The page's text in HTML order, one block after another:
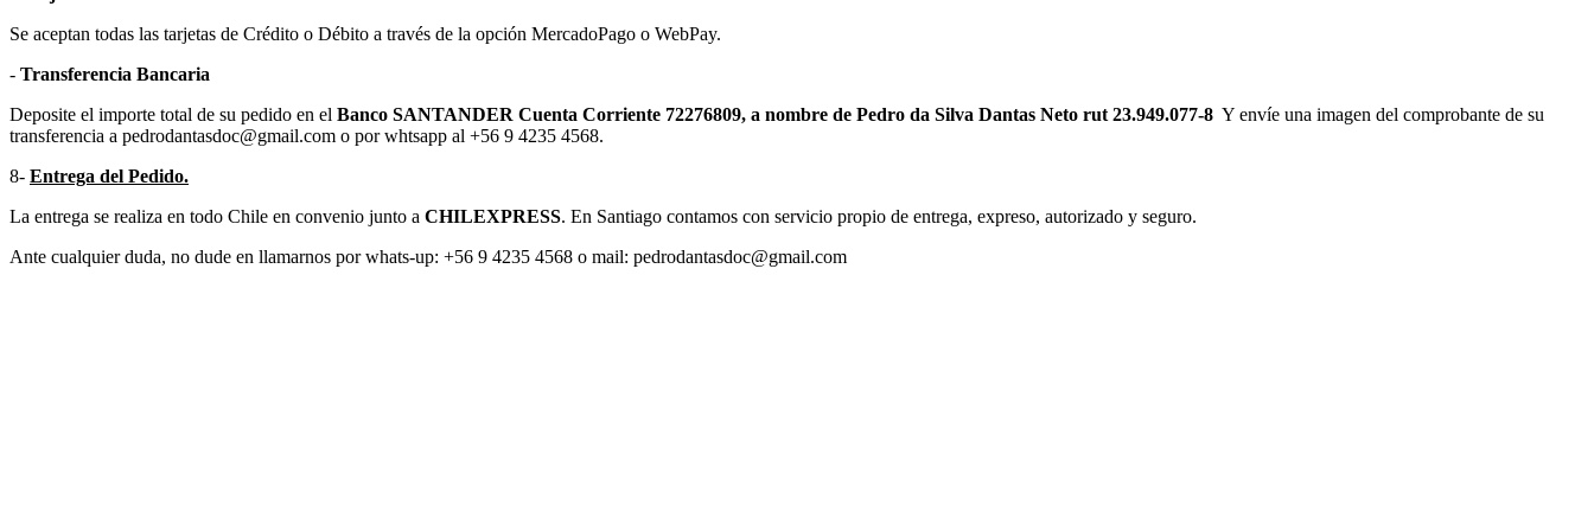
Se aceptan todas las tarjetas de Crédito o Débito a través de la opción MercadoPago o WebPay.
- Transferencia Bancaria
Deposite el importe total de su pedido en el Banco SANTANDER Cuenta Corriente 72276809, a nombre de Pedro da Silva Dantas Neto rut 23.949.077-8 Y envíe una imagen del comprobante de su
transferencia a pedrodantasdoc@gmail.com o por whtsapp al +56 9 4235 4568.
8- Entrega del Pedido.
La entrega se realiza en todo Chile en convenio junto a CHILEXPRESS. En Santiago contamos con servicio propio de entrega, expreso, autorizado y seguro.
Ante cualquier duda, no dude en llamarnos por whats-up: +56 9 4235 4568 o mail: pedrodantasdoc@gmail.com